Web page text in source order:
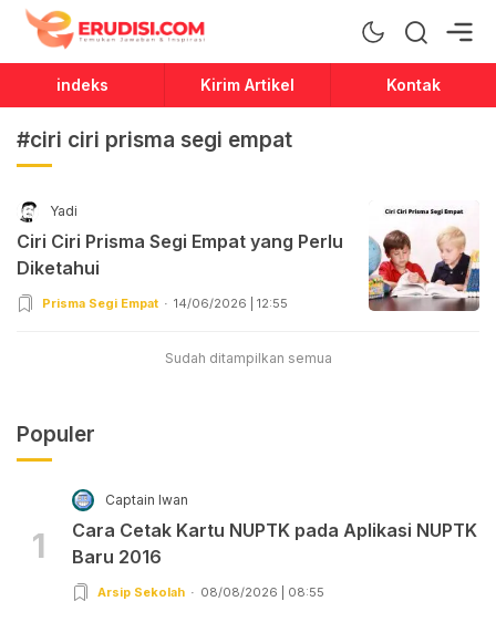
Erudisi
Temukan Jawaban dan Inspirasi
indeks Kirim Artikel Kontak
#ciri ciri prisma segi empat
Yadi
Ciri Ciri Prisma Segi Empat yang Perlu
Diketahui
Prisma Segi Empat 14/06/2026 | 12:55
Sudah ditampilkan semua
Populer
1
Captain Iwan
Cara Cetak Kartu NUPTK pada Aplikasi NUPTK
Baru 2016
Arsip Sekolah 08/08/2026 | 08:55